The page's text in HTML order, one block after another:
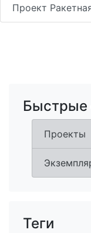
Проект
Быстрые
Проекты
Теги